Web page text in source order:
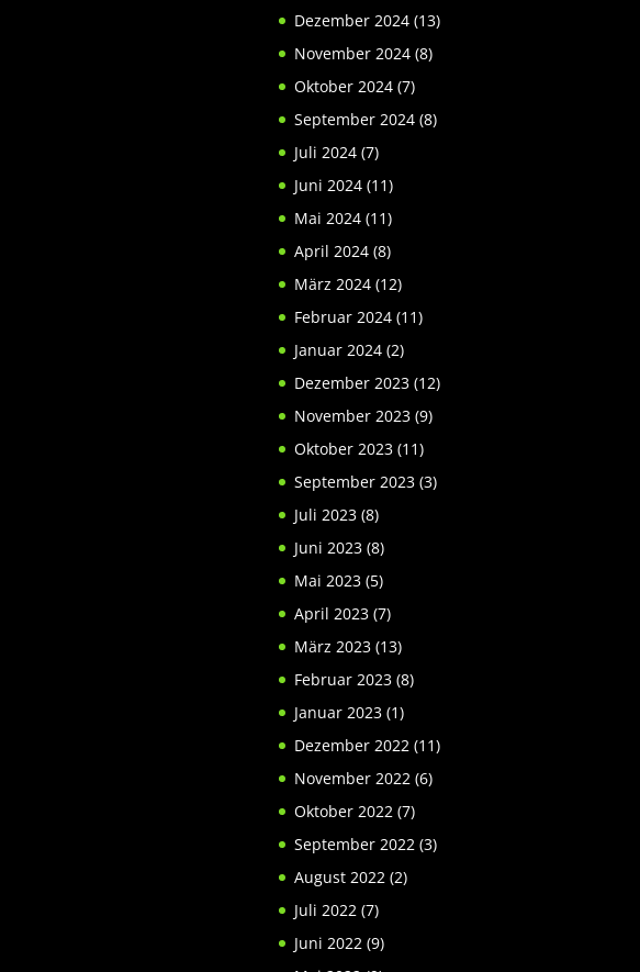
Dezember 2024(13)
November 2024(8)
Oktober 2024(7)
September 2024(8)
Juli 2024(7)
Juni 2024(11)
Mai 2024(11)
April 2024(8)
März 2024(12)
Februar 2024(11)
Januar 2024(2)
Dezember 2023(12)
November 2023(9)
Oktober 2023(11)
September 2023(3)
Juli 2023(8)
Juni 2023(8)
Mai 2023(5)
April 2023(7)
März 2023(13)
Februar 2023(8)
Januar 2023(1)
Dezember 2022 (11)
November 2022 (6)
Oktober 2022 (7)
September 2022 (3)
August 2022 (2)
Juli 2022 (7)
Juni 2022 (9)